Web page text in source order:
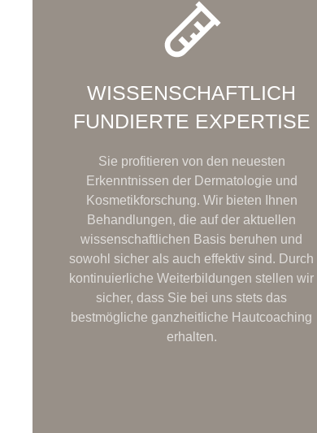
WISSENSCHAFTLICH
FUNDIERTE EXPERTISE
Sie profitieren von den neuesten
Erkenntnissen der Dermatologie und
Kosmetikforschung. Wir bieten Ihnen
Behandlungen, die auf der aktuellen
wissenschaftlichen Basis beruhen und
sowohl sicher als auch effektiv sind. Durch
kontinuierliche Weiterbildungen stellen wir
sicher, dass Sie bei uns stets das
bestmögliche ganzheitliche Hautcoaching
erhalten.